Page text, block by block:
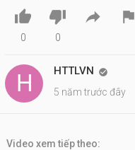

0

0
 
HTTLVN 
5 năm trước đây
Video xem tiếp theo: